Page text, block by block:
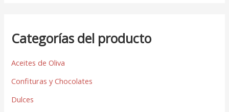
Categorías del producto
Aceites de Oliva
Confituras y Chocolates
Dulces